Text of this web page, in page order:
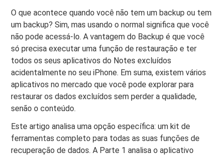
O que acontece quando você não tem um backup ou tem
um backup? Sim, mas usando o normal significa que você
não pode acessá-lo. A vantagem do Backup é que você
só precisa executar uma função de restauração e ter
todos os seus aplicativos do Notes excluídos
acidentalmente no seu iPhone. Em suma, existem vários
aplicativos no mercado que você pode explorar para
restaurar os dados excluídos sem perder a qualidade,
senão o conteúdo.
Este artigo analisa uma opção específica: um kit de
ferramentas completo para todas as suas funções de
recuperação de dados. A Parte 1 analisa o aplicativo